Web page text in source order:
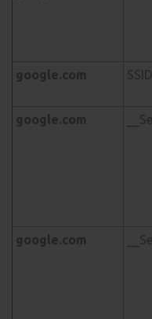
google.com
SSID
google.com
google.com